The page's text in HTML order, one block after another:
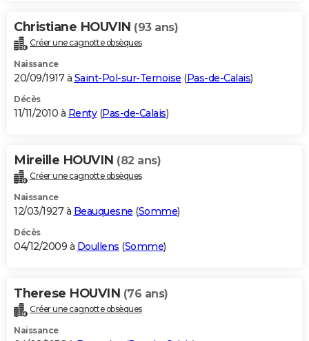
Christiane HOUVIN (93 ans)
Créer une cagnotte obsèques
Naissance
20/09/1917 à Saint-Pol-sur-Ternoise (Pas-de-Calais)
Décès
11/11/2010 à Renty(Pas-de-Calais)
Mireille HOUVIN (82 ans)
Créer une cagnotte obsèques
Naissance
12/03/1927 à Beauquesne (Somme)
Décès
04/12/2009 à Doullens (Somme)
Therese HOUVIN (76 ans)
Créer une cagnotte obsèques
Naissance